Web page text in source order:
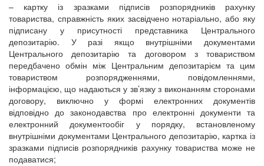
– картку із зразками підписів розпорядників рахунку
товариства, справжність яких засвідчено нотаріально, або яку
підписану у присутності представника Центрального
депозитарію. У разі якщо внутрішніми документами
Центрального депозитарію та договором з товариством
передбачено обмін між Центральним депозитарієм та цим
товариством розпорядженнями, повідомленнями,
інформацією, що надаються у зв’язку з виконанням сторонами
договору, виключно у формі електронних документів
відповідно до законодавства про електронні документи та
електронний документообіг у порядку, встановленому
внутрішніми документами Центрального депозитарію, картка із
зразками підписів розпорядників рахунку товариства може не
подаватися;